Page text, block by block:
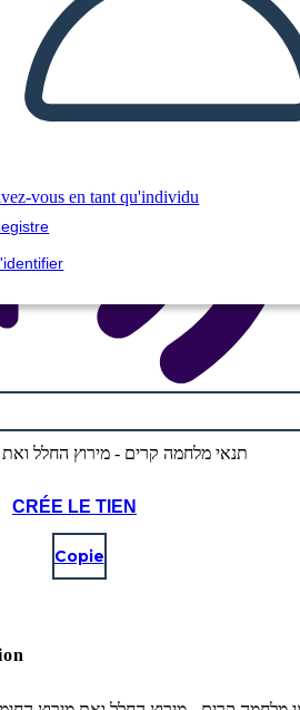
vous en tant qu'individu
CRÉE LE TIEN
Copie